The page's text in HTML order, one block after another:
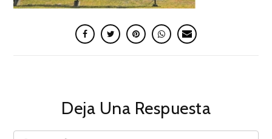
Deja Una Respuesta
COMMENT